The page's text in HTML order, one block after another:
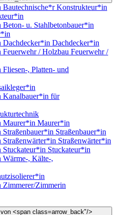
Dachdecker*in
Feuerwehr /
Maurer*in
Straßenbauer*in
Straßenwärter*in
Stuckateur*in
arrow_back"/>